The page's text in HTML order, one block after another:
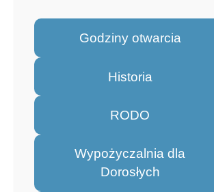
Godziny otwarcia
Historia
RODO
Wypożyczalnia dla
Dorosłych